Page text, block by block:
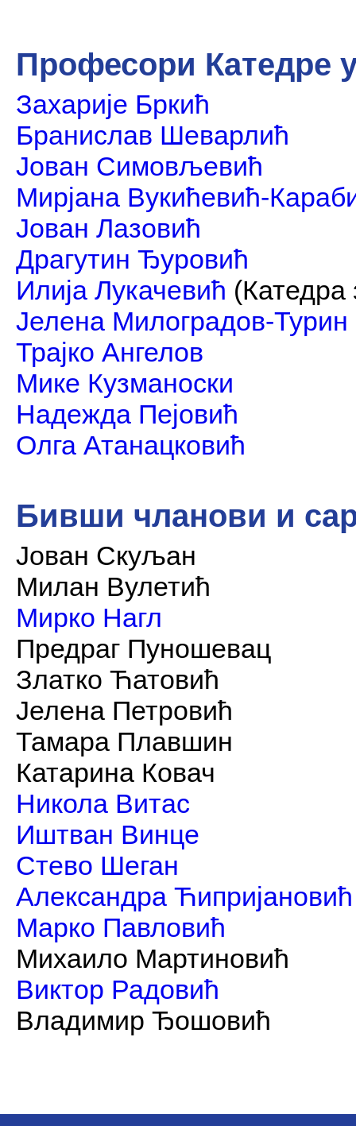
Професори Катедре
Захарије Бркић
Бранислав Шеварлић
Јован Симовљевић
Мирјана Вукићевић-
Јован Лазовић
Драгутин Ђуровић
Илија Лукачевић (Катедра
Јелена Милоградов-Турин
Трајко Ангелов
Мике Кузманоски
Надежда Пејовић
Олга Атанацковић
Бивши чланови и
Јован Скуљан
Милан Вулетић
Мирко Нагл
Предраг Пуношевац
Златко Ћатовић
Јелена Петровић
Тамара Плавшин
Катарина Ковач
Никола Витас
Иштван Винце
Стево Шеган
Александра Ћипријановић
Марко Павловић
Михаило Мартиновић
Виктор Радовић
Владимир Ђошовић